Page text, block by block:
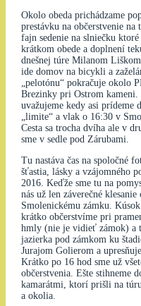
Okolo obeda prichádzame
prestávku na občerstvenie na
fajn sedenie na slniečku
krátkom obede a doplnení
dnešnej túre Milanom
ide domov na bicykli a
„pelotónu“ pokračuje okolo
Brezinky pri Ostrom kameni.
uvažujeme kedy asi prídeme
„limite“ a vlak o 16:30 v
Cesta sa trocha dvíha ale v
sme v sedle pod Zárubami.
Tu nastáva čas na spoločné
šťastia, lásky a vzájomného
2016. Keďže sme tu na
nás už len záverečné
Smolenickému zámku.
krátko občerstvíme pri
hmly (nie je vidieť zámok) a
jazierka pod zámkom ku
Jurajom Golierom a
Krátko po 16 hod sme už
občerstvenia. Ešte stihneme
kamarátmi, ktorí prišli na
a okolia.